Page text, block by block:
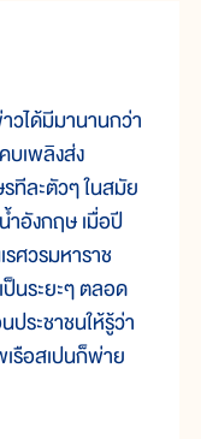
ได้มีมานานกว่า
บเพลิงส่ง
ละตัวๆ ในสมัย
อังกฤษ เมื่อปี
ศวรมหาราช
นระยะๆ ตลอด
ระชาชนให้รู้ว่า
เรือสเปนก็พ่าย